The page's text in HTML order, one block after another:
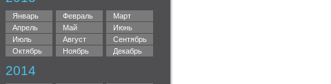
Январь Февраль
Март
Апрель
Май
Июнь
Июль
Август
Сентябрь
Октябрь
Ноябрь Декабрь
2014